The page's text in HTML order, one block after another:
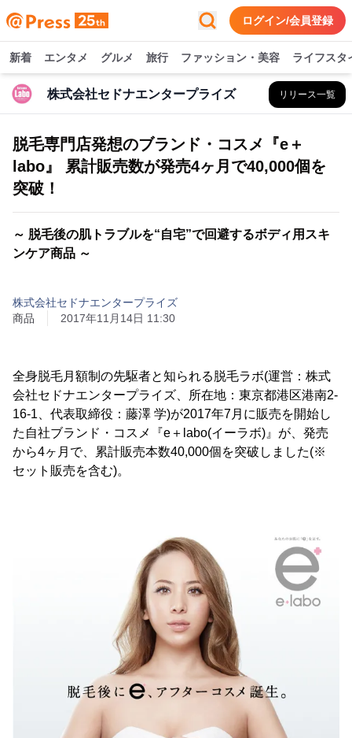
ログイン/会員登録
新着 エンタメ グルメ 旅行 ファッション・美容 ライフスタ
株式会社セドナエンタープライズ リリース一覧
脱毛専門店発想のブランド・コスメ『e＋
labo』 累計販売数が発売4ヶ月で40,000個を
突破！
～ 脱毛後の肌トラブルを“自宅”で回避するボディ用スキ
ンケア商品 ～
株式会社セドナエンタープライズ
商品
2017年11月14日 11:30
全身脱毛月額制の先駆者と知られる脱毛ラボ(運営：株式
会社セドナエンタープライズ、所在地：東京都港区港南2-
16-1、代表取締役：藤澤 学)が2017年7月に販売を開始し
た自社ブランド・コスメ『e＋labo(イーラボ)』が、発売
から4ヶ月で、累計販売本数40,000個を突破しました(※
セット販売を含む)。